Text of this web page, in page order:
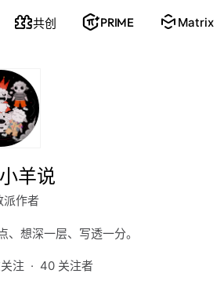
共创 PRIME Matrix
羊说
派作者
、想深一层、写透一分。
注 40 关注者